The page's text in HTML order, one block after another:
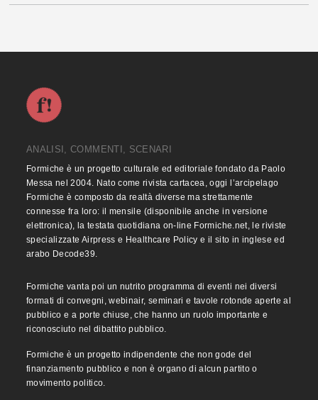
ANALISI, COMMENTI, SCENARI
Formiche è un progetto culturale ed editoriale fondato da Paolo
Messa nel 2004. Nato come rivista cartacea, oggi l’arcipelago
Formiche è composto da realtà diverse ma strettamente
connesse fra loro: il mensile (disponibile anche in versione
elettronica), la testata quotidiana on-line Formiche.net, le riviste
specializzate Airpress e Healthcare Policy e il sito in inglese ed
arabo Decode39.
Formiche vanta poi un nutrito programma di eventi nei diversi
formati di convegni, webinair, seminari e tavole rotonde aperte al
pubblico e a porte chiuse, che hanno un ruolo importante e
riconosciuto nel dibattito pubblico.
Formiche è un progetto indipendente che non gode del
finanziamento pubblico e non è organo di alcun partito o
movimento politico.